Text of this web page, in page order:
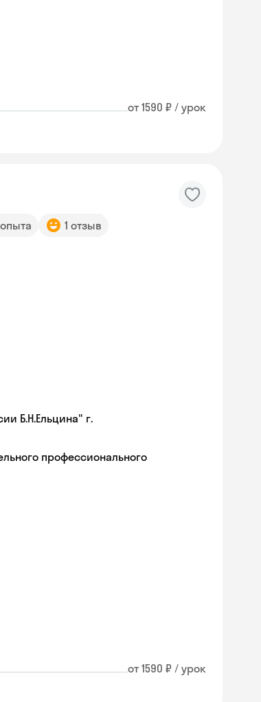
от 1590 ₽ / урок
1 отзыв
Б.Н.Ельцина" г.
профессионального
от 1590 ₽ / урок